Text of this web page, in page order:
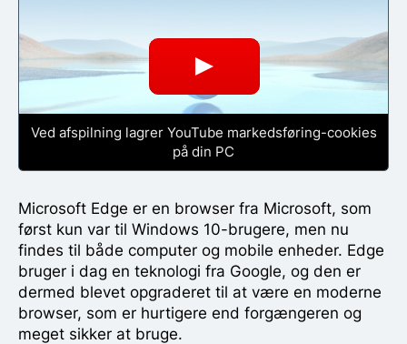
Ved afspilning lagrer YouTube markedsføring-cookies
på din PC
Microsoft Edge er en browser fra Microsoft, som
først kun var til Windows 10-brugere, men nu
findes til både computer og mobile enheder. Edge
bruger i dag en teknologi fra Google, og den er
dermed blevet opgraderet til at være en moderne
browser, som er hurtigere end forgængeren og
meget sikker at bruge.